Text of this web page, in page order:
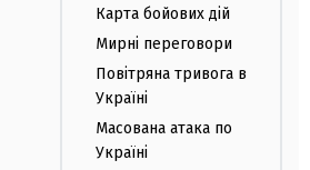
Карта бойових дій
Мирні переговори
Повітряна тривога в
Україні
Масована атака по
Україні